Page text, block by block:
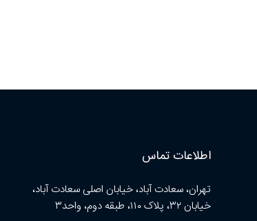
اطلاعات تماس
تهران، سعادت آباد، خیابان اصلی سعادت آباد،
خیابان ۳۲، پلاک ۱۱۰، طبقه دوم، واحد۳